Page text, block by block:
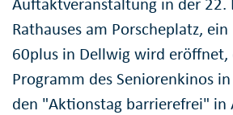
Rathauses am Porscheplatz,
60plus in Dellwig wird eröffnet,
Programm des Seniorenkinos
den "Aktionstag barrierefrei" in